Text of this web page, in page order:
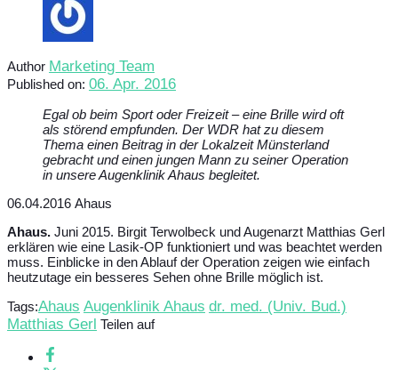
Author Marketing Team
Published on: 06. Apr. 2016
Egal ob beim Sport oder Freizeit – eine Brille wird oft
als störend empfunden. Der WDR hat zu diesem
Thema einen Beitrag in der Lokalzeit Münsterland
gebracht und einen jungen Mann zu seiner Operation
in unsere Augenklinik Ahaus begleitet.
06.04.2016 Ahaus
Ahaus. Juni 2015. Birgit Terwolbeck und Augenarzt Matthias Gerl
erklären wie eine Lasik-OP funktioniert und was beachtet werden
muss. Einblicke in den Ablauf der Operation zeigen wie einfach
heutzutage ein besseres Sehen ohne Brille möglich ist.
Tags:Ahaus Augenklinik Ahaus dr. med. (Univ. Bud.)
Matthias Gerl Teilen auf